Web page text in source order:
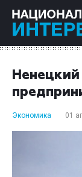
Экономика 01